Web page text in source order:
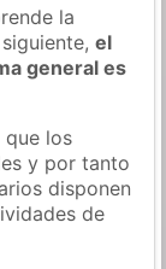
la
siguiente,el
general es
que los
y por tanto
disponen
de